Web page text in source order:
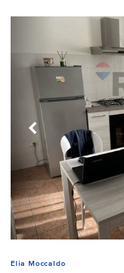
Elia Moccaldo